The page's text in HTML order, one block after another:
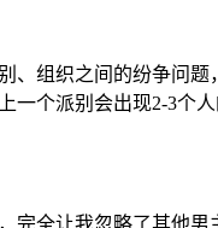
、组织之间的纷争问
一个派别会出现2-3个
全让我忽略了其他